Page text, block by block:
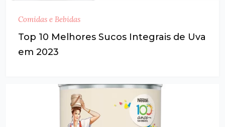
Comidas e Bebidas
Top 10 Melhores Sucos Integrais de Uva
em 2023